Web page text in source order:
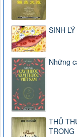
SINH
Những
THỦ
TRONG